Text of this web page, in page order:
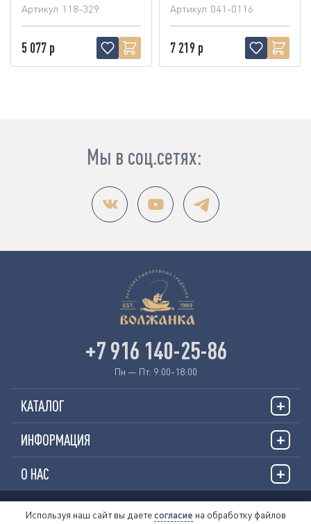
Артикул 118-329
5 077 р
Артикул 041-0116
7 219 р
Мы в соц.сетях:
КАТАЛОГ
ИНФОРМАЦИЯ
О НАС
+7 916 140-25-86
Пн — Пт: 9:00-18:00
Используя наш сайт вы даетесогласие на обработку файлов